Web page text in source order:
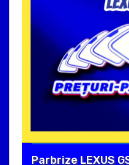
Parbrize LEXUS